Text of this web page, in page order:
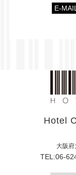
E-MAIL
Hotel
大阪
TEL:06-